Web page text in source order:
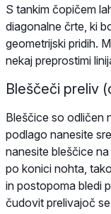
S tankim čopičem
diagonalne črte, ki
geometrijski pridih.
nekaj preprostimi
Bleščeči preliv
Bleščice so odličen
podlago nanesite
nanesite bleščice
po konici nohta,
in postopoma bledi
čudovit prelivajoč